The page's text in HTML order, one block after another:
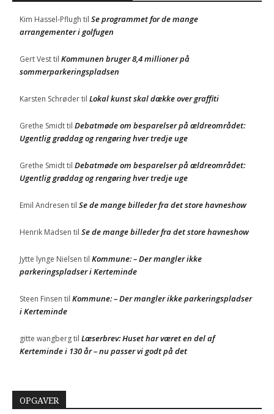
Kim Hassel-Pflugh til Se programmet for de mange
arrangementer i golfugen
Gert Vesttil Kommunen bruger 8,4 millioner på
sommerparkeringspladsen
Karsten Schrødertil Lokal kunst skal dække over graffiti
Grethe Smidttil Debatmøde om besparelser på ældreområdet:
Ugentlig grøddag og rengøring hver tredje uge
Grethe Smidttil Debatmøde om besparelser på ældreområdet:
Ugentlig grøddag og rengøring hver tredje uge
Emil Andresen til Se de mange billeder fra det store havneshow
Henrik Madsen til Se de mange billeder fra det store havneshow
Jytte lynge Nielsen til Kommune: – Der mangler ikke
parkeringspladser i Kerteminde
Steen Finsen til Kommune: – Der mangler ikke parkeringspladser
i Kerteminde
gitte wangbergtil Læserbrev: Huset har været en del af
Kerteminde i 130 år – nu passer vi godt på det
OPGAVER